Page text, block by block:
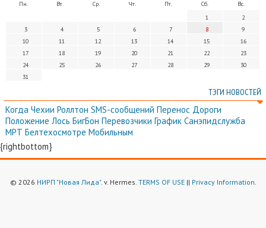
Пн. Вт. Ср. Чт. Пт. Сб.
Вс.
1
2
3
4 5 6 7 8
9
10
11 12 13 14 15
16
17
18 19 20 21 22
23
24
25 26 27 28 29
30
31
ТЭГИ НОВОСТЕЙ
Когда Чехии Роллтон SMS-сообщений Перенос Дороги
Положение Лось БигБон Перевозчики График Санэпидслужба
МРТ Белтехосмотре Мобильным
{rightbottom}
© 2026 НИРП "Новая Лида". v. Hermes. TERMS OF USE|| Privacy Information.